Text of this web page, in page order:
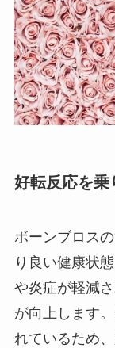
好転反応を乗
ボーンブロス
り良い健康状
や炎症が軽減
が向上します
れているため